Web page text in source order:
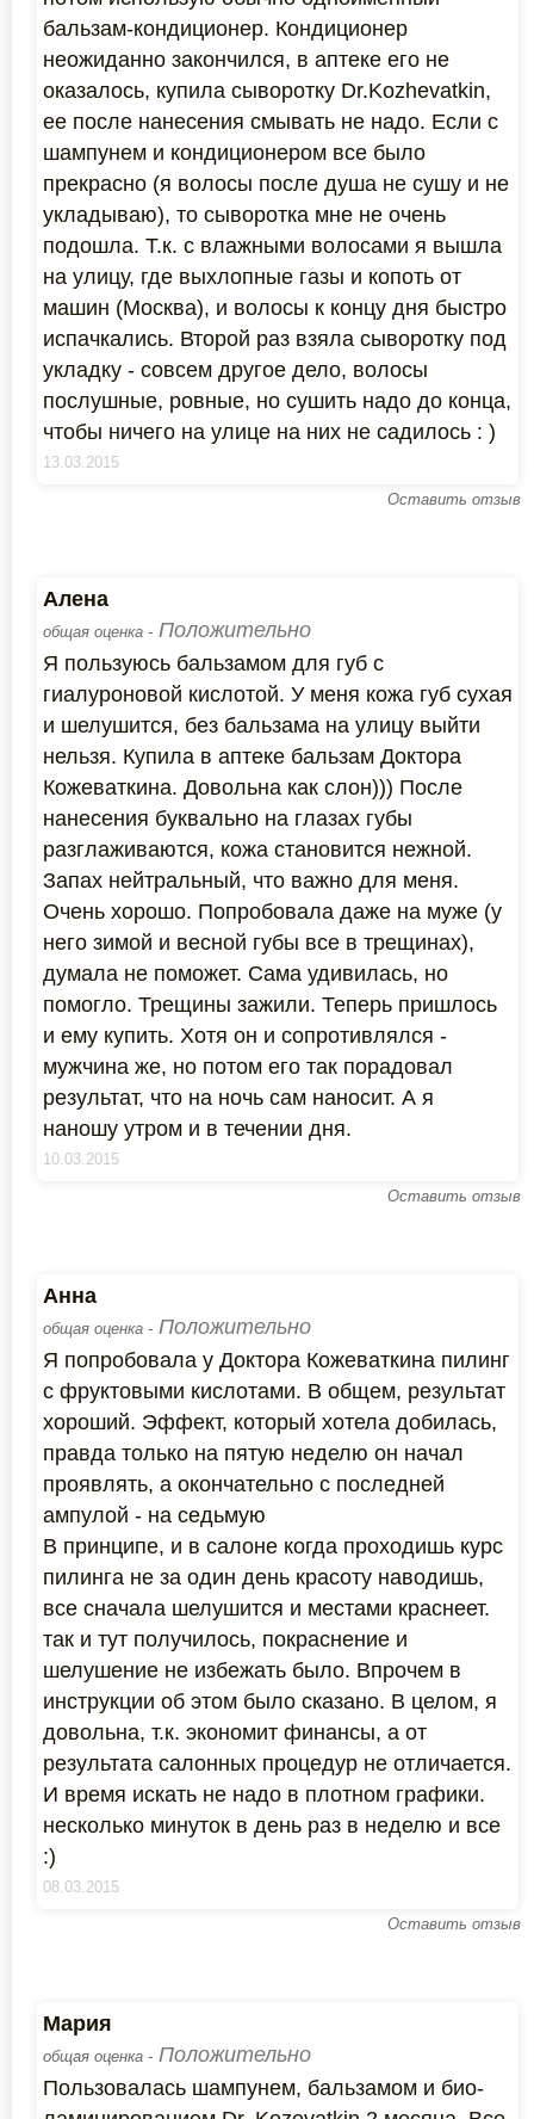
бальзам-кондиционер. Кондиционер
неожиданно закончился, в аптеке его не
оказалось, купила сыворотку Dr.Kozhevatkin,
ее после нанесения смывать не надо. Если с
шампунем и кондиционером все было
прекрасно (я волосы после душа не сушу и не
укладываю), то сыворотка мне не очень
подошла. Т.к. с влажными волосами я вышла
на улицу, где выхлопные газы и копоть от
машин (Москва), и волосы к концу дня быстро
испачкались. Второй раз взяла сыворотку под
укладку - совсем другое дело, волосы
послушные, ровные, но сушить надо до конца,
чтобы ничего на улице на них не садилось : )
13.03.2015
Оставить отзыв
Алена
общая оценка - Положительно
Я пользуюсь бальзамом для губ с
гиалуроновой кислотой. У меня кожа губ сухая
и шелушится, без бальзама на улицу выйти
нельзя. Купила в аптеке бальзам Доктора
Кожеваткина. Довольна как слон))) После
нанесения буквально на глазах губы
разглаживаются, кожа становится нежной.
Запах нейтральный, что важно для меня.
Очень хорошо. Попробовала даже на муже (у
него зимой и весной губы все в трещинах),
думала не поможет. Сама удивилась, но
помогло. Трещины зажили. Теперь пришлось
и ему купить. Хотя он и сопротивлялся -
мужчина же, но потом его так порадовал
результат, что на ночь сам наносит. А я
наношу утром и в течении дня.
10.03.2015
Оставить отзыв
Анна
общая оценка - Положительно
Я попробовала у Доктора Кожеваткина пилинг
с фруктовыми кислотами. В общем, результат
хороший. Эффект, который хотела добилась,
правда только на пятую неделю он начал
проявлять, а окончательно с последней
ампулой - на седьмую
В принципе, и в салоне когда проходишь курс
пилинга не за один день красоту наводишь,
все сначала шелушится и местами краснеет.
так и тут получилось, покраснение и
шелушение не избежать было. Впрочем в
инструкции об этом было сказано. В целом, я
довольна, т.к. экономит финансы, а от
результата салонных процедур не отличается.
И время искать не надо в плотном графики.
несколько минуток в день раз в неделю и все
:)
08.03.2015
Оставить отзыв
Мария
общая оценка - Положительно
Пользовалась шампунем, бальзамом и био-